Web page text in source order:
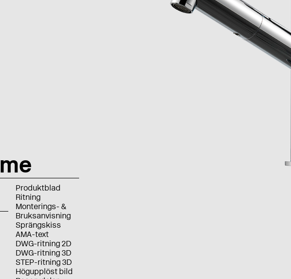
Produktblad
Ritning
Monterings- &
Bruksanvisning
Sprängskiss
AMA-text
DWG-ritning 2D
DWG-ritning 3D
STEP-ritning 3D
Högupplöst bild